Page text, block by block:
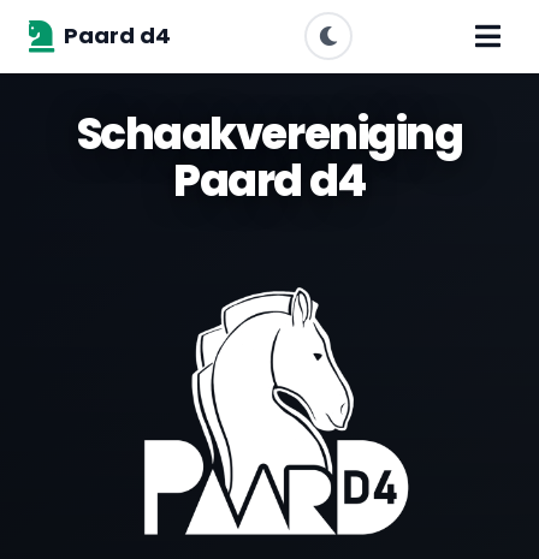
Paard d4
Schaakvereniging
Paard d4